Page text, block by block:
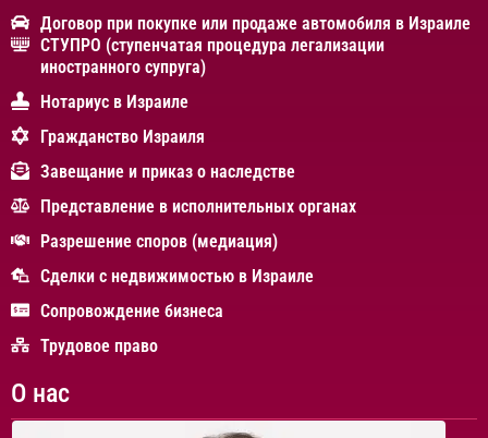
Договор при покупке или продаже автомобиля в Израиле
СТУПРО (ступенчатая процедура легализации
иностранного супруга)
Нотариус в Израиле
Гражданство Израиля
Завещание и приказ о наследстве
Представление в исполнительных органах
Разрешение споров (медиация)
Сделки с недвижимостью в Израиле
Сопровождение бизнеса
Трудовое право
О нас